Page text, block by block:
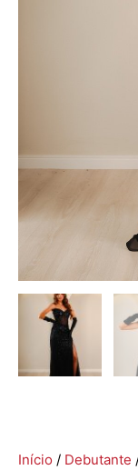
Início / Debutante